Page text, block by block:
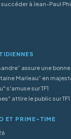
à Jean-Paul
assure une
Marleau” en
s'amuse sur TF1
attire le public sur TF1
ET PRIME-TIME